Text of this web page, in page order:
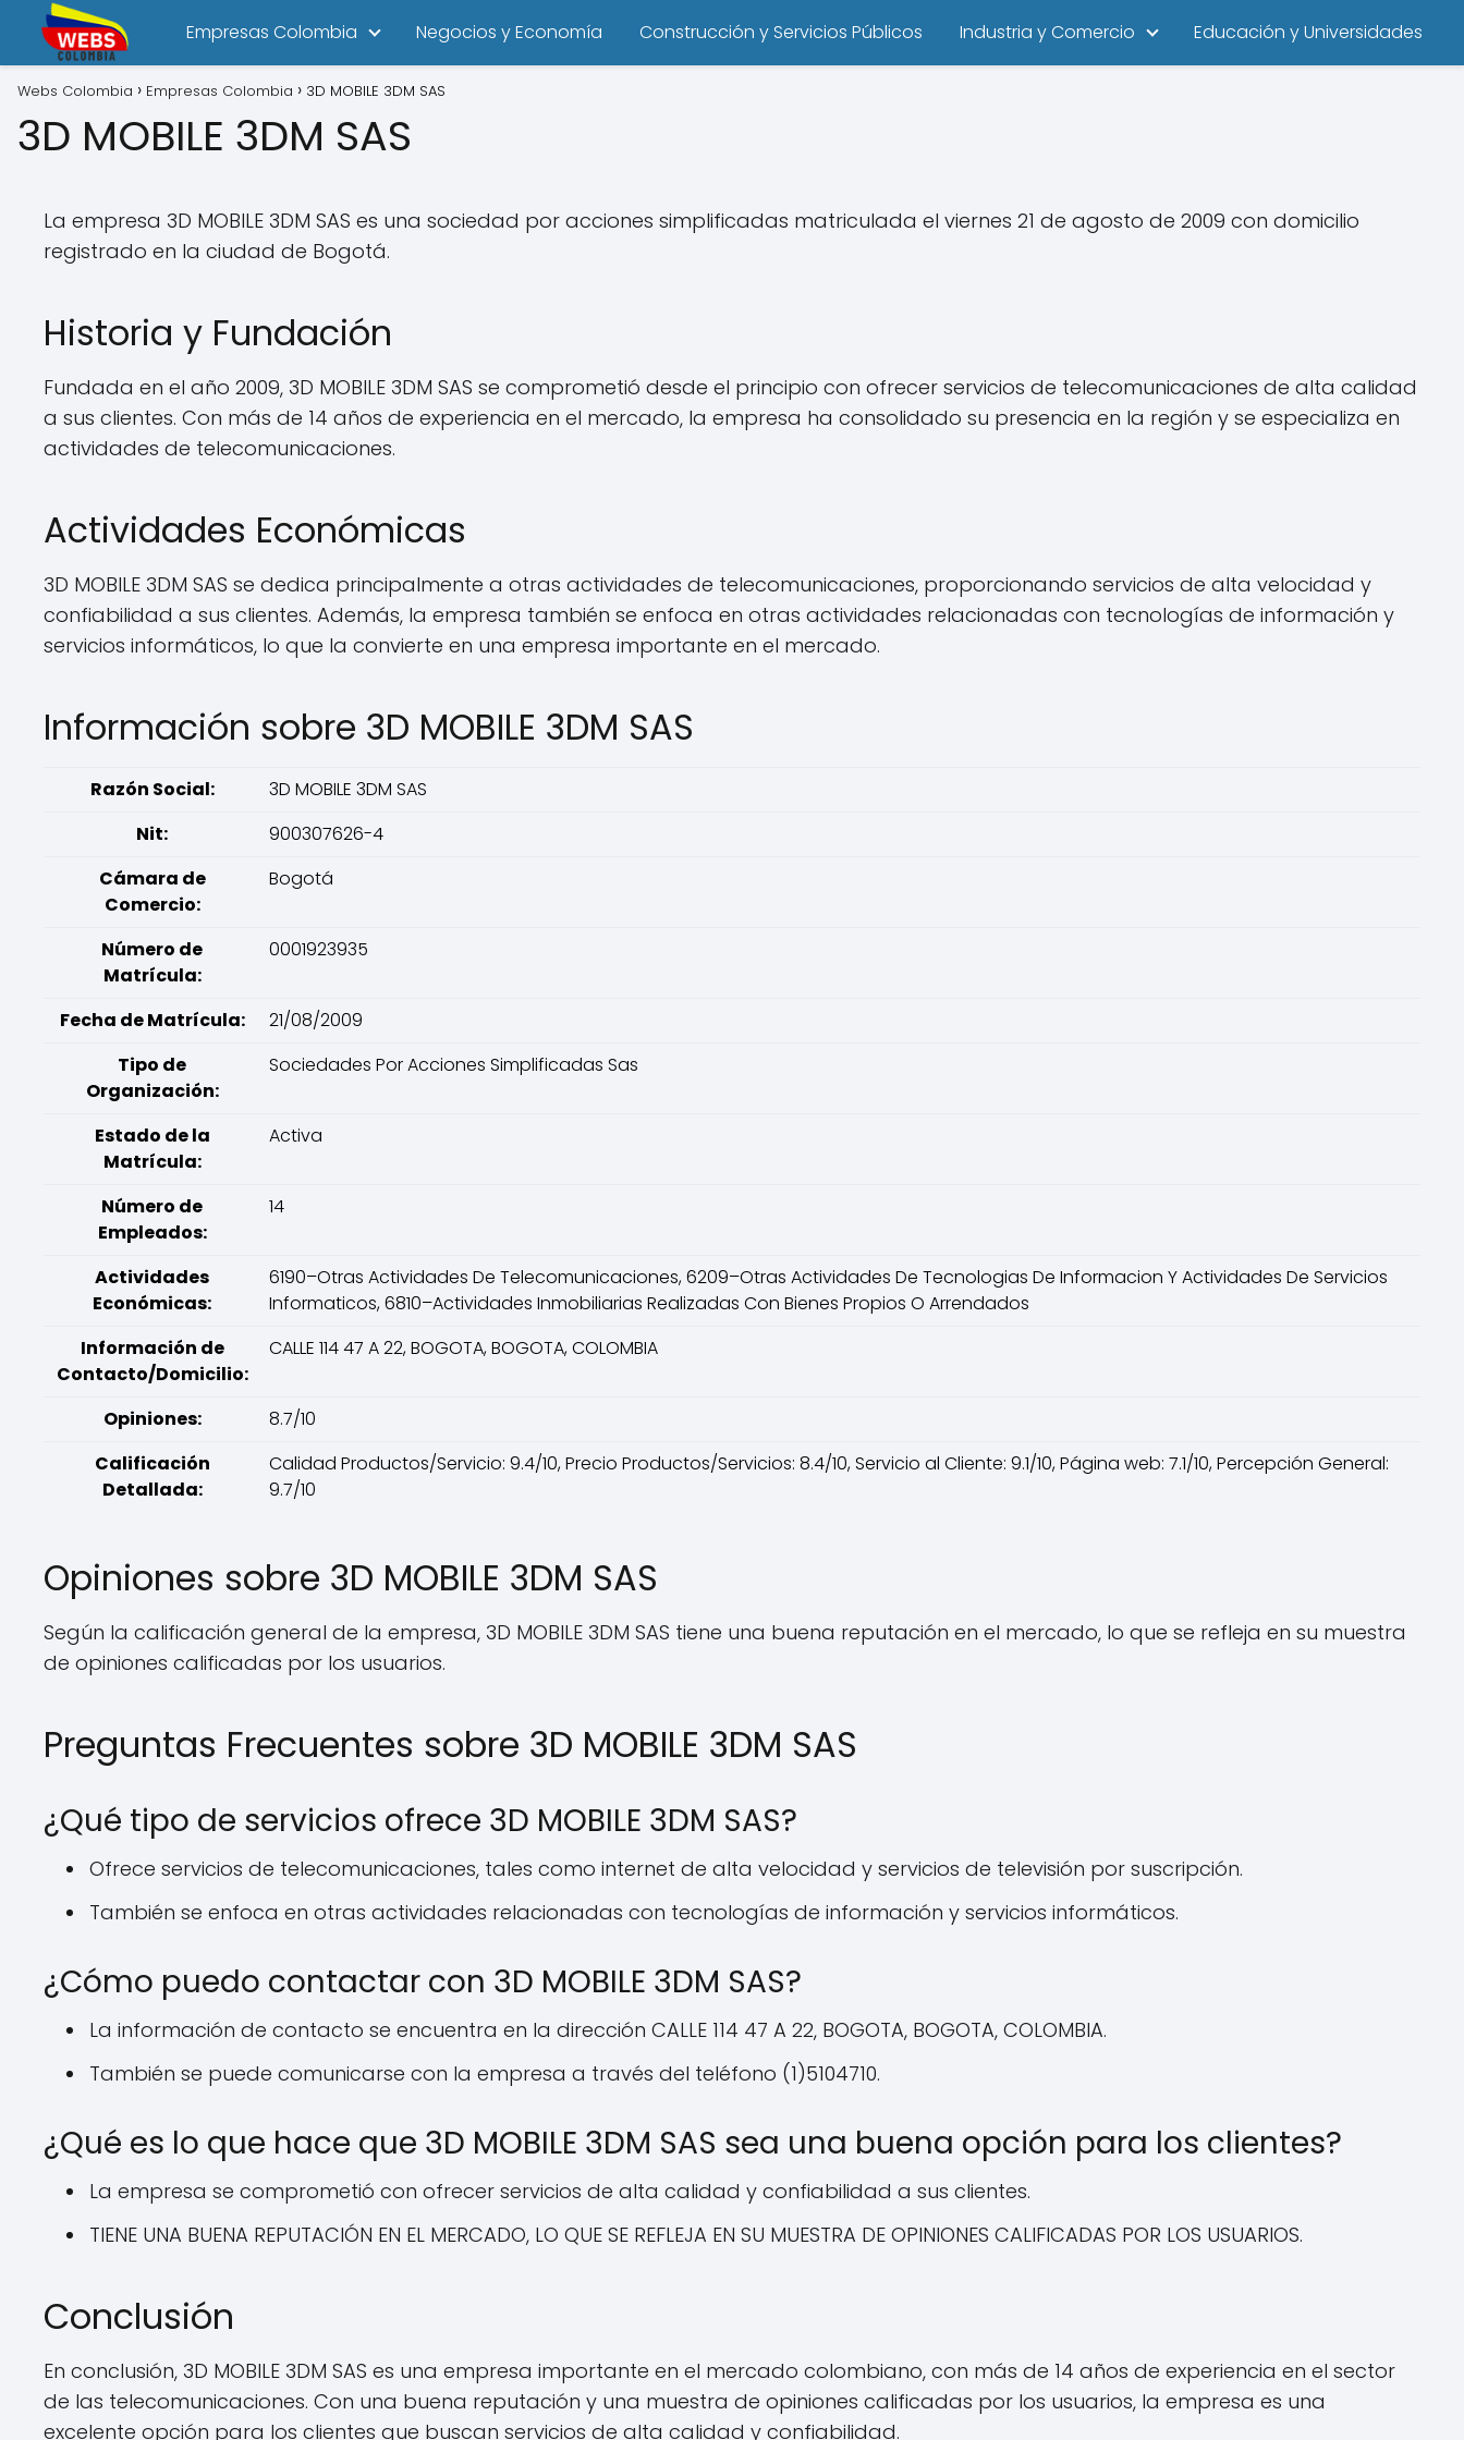
Empresas Colombia Negocios y Economía Construcción y Servicios Públicos Industria y Comercio Educación y Universidades
Webs Colombia Empresas Colombia 3D MOBILE 3DM SAS
3D MOBILE 3DM SAS
La empresa 3D MOBILE 3DM SAS es una sociedad por acciones simplificadas matriculada el viernes 21 de agosto de 2009 con domicilio
registrado en la ciudad de Bogotá.
Historia y Fundación
Fundada en el año 2009, 3D MOBILE 3DM SAS se comprometió desde el principio con ofrecer servicios de telecomunicaciones de alta calidad
a sus clientes. Con más de 14 años de experiencia en el mercado, la empresa ha consolidado su presencia en la región y se especializa en
actividades de telecomunicaciones.
Actividades Económicas
3D MOBILE 3DM SAS se dedica principalmente a otras actividades de telecomunicaciones, proporcionando servicios de alta velocidad y
confiabilidad a sus clientes. Además, la empresa también se enfoca en otras actividades relacionadas con tecnologías de información y
servicios informáticos, lo que la convierte en una empresa importante en el mercado.
Información sobre 3D MOBILE 3DM SAS
Razón Social:
3D MOBILE 3DM SAS
Nit:
900307626-4
Cámara de
Comercio:
Bogotá
Número de
Matrícula:
0001923935
Fecha de Matrícula:
21/08/2009
Tipo de
Organización:
Sociedades Por Acciones Simplificadas Sas
Estado de la
Matrícula:
Activa
Número de
Empleados:
14
Actividades
Económicas:
6190–Otras Actividades De Telecomunicaciones, 6209–Otras Actividades De Tecnologias De Informacion Y Actividades De Servicios
Informaticos, 6810–Actividades Inmobiliarias Realizadas Con Bienes Propios O Arrendados
Información de
Contacto/Domicilio:
CALLE 114 47 A 22, BOGOTA, BOGOTA, COLOMBIA
Opiniones:
8.7/10
Calificación
Detallada:
Calidad Productos/Servicio: 9.4/10, Precio Productos/Servicios: 8.4/10, Servicio al Cliente: 9.1/10, Página web: 7.1/10, Percepción General:
9.7/10
Opiniones sobre 3D MOBILE 3DM SAS
Según la calificación general de la empresa, 3D MOBILE 3DM SAS tiene una buena reputación en el mercado, lo que se refleja en su muestra
de opiniones calificadas por los usuarios.
Preguntas Frecuentes sobre 3D MOBILE 3DM SAS
¿Qué tipo de servicios ofrece 3D MOBILE 3DM SAS?
Ofrece servicios de telecomunicaciones, tales como internet de alta velocidad y servicios de televisión por suscripción.
También se enfoca en otras actividades relacionadas con tecnologías de información y servicios informáticos.
¿Cómo puedo contactar con 3D MOBILE 3DM SAS?
La información de contacto se encuentra en la dirección CALLE 114 47 A 22, BOGOTA, BOGOTA, COLOMBIA.
También se puede comunicarse con la empresa a través del teléfono (1)5104710.
¿Qué es lo que hace que 3D MOBILE 3DM SAS sea una buena opción para los clientes?
La empresa se comprometió con ofrecer servicios de alta calidad y confiabilidad a sus clientes.
TIENE UNA BUENA REPUTACIÓN EN EL MERCADO, LO QUE SE REFLEJA EN SU MUESTRA DE OPINIONES CALIFICADAS POR LOS USUARIOS.
Conclusión
En conclusión, 3D MOBILE 3DM SAS es una empresa importante en el mercado colombiano, con más de 14 años de experiencia en el sector
de las telecomunicaciones. Con una buena reputación y una muestra de opiniones calificadas por los usuarios, la empresa es una
excelente opción para los clientes que buscan servicios de alta calidad y confiabilidad.